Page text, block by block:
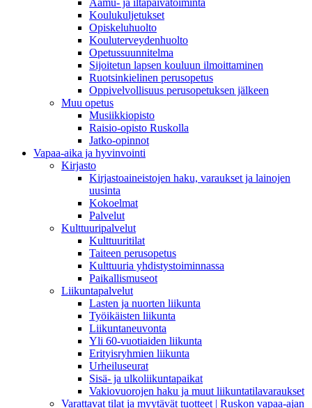
Koulukuljetukset
Opiskeluhuolto
Kouluterveydenhuolto
Opetussuunnitelma
Sijoitetun lapsen kouluun ilmoittaminen
Ruotsinkielinen perusopetus
Oppivelvollisuus perusopetuksen jälkeen
Muu opetus
Musiikkiopisto
Raisio-opisto Ruskolla
Jatko-opinnot
Vapaa-aika ja hyvinvointi
Kirjasto
Kirjastoaineistojen haku, varaukset ja lainojen
uusinta
Kokoelmat
Palvelut
Kulttuuripalvelut
Kulttuuritilat
Taiteen perusopetus
Kulttuuria yhdistystoiminnassa
Paikallismuseot
Liikuntapalvelut
Lasten ja nuorten liikunta
Työikäisten liikunta
Liikuntaneuvonta
Yli 60-vuotiaiden liikunta
Erityisryhmien liikunta
Urheiluseurat
Sisä- ja ulkoliikuntapaikat
Vakiovuorojen haku ja muut liikuntatilavaraukset
Varattavat tilat ja myytävät tuotteet | Ruskon vapaa-ajan